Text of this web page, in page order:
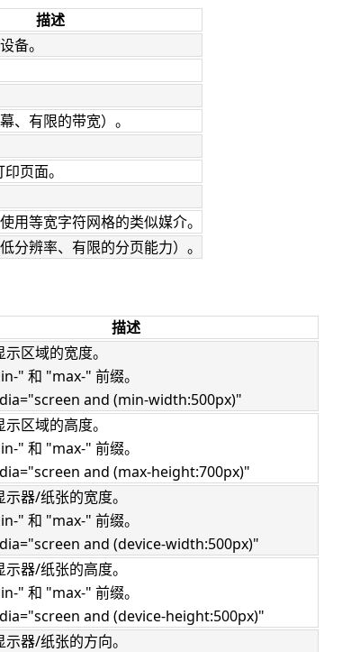
描述
备。
、有限的带宽）。
页面。
用等宽字符网格的类似媒介。
分辨率、有限的分页能力）。
描述
区域的宽度。
" 和 "max-" 前缀。
and (min-width:500px)"
区域的高度。
" 和 "max-" 前缀。
and (max-height:700px)"
器/纸张的宽度。
" 和 "max-" 前缀。
and (device-width:500px)"
器/纸张的高度。
" 和 "max-" 前缀。
and (device-height:500px)"
器/纸张的方向。